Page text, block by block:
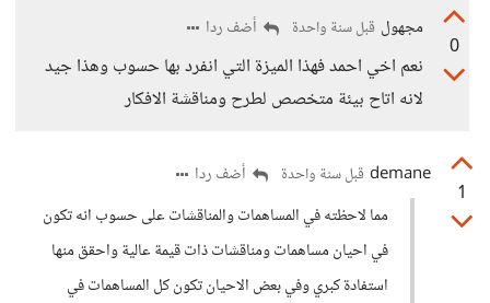
0
مجهول قبل سنة واحدة أضف ردا
نعم اخي احمد فهذا الميزة التي انفرد بها حسوب وهذا جيد
لانه اتاح بيئة متخصص لطرح ومناقشة الافكار
1
demane قبل سنة واحدة
أضف ردا
مما لاحظته في المساهمات والمناقشات على حسوب انه تكون
في احيان مساهمات ومناقشات ذات قيمة عالية واحقق منها
استفادة كبري وفي بعض الاحيان تكون كل المساهمات في